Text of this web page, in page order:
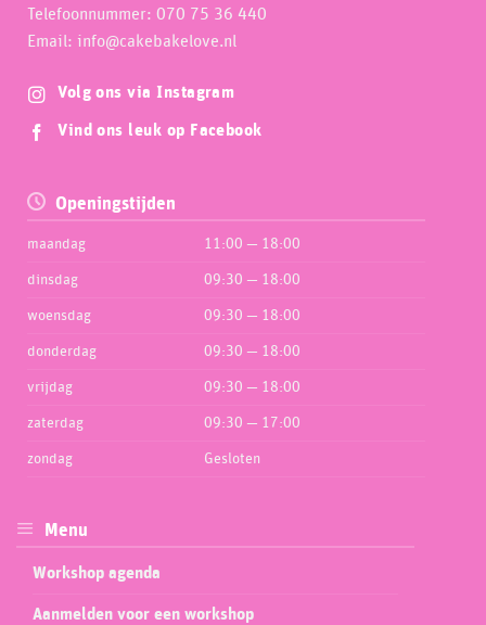
Telefoonnummer: 070 75 36 440
Email: info@cakebakelove.nl
Volg ons via Instagram
Vind ons leuk op Facebook
Openingstijden
maandag 11:00 — 18:00
dinsdag 09:30 — 18:00
woensdag 09:30 — 18:00
donderdag 09:30 — 18:00
vrijdag 09:30 — 18:00
zaterdag 09:30 — 17:00
zondag Gesloten
Menu
Workshop agenda
Aanmelden voor een workshop